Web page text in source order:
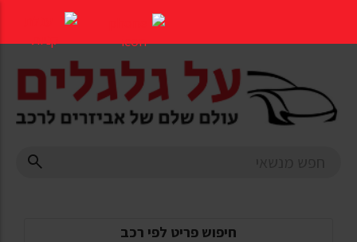
העמוד
חיפוש פריט לפי רכב